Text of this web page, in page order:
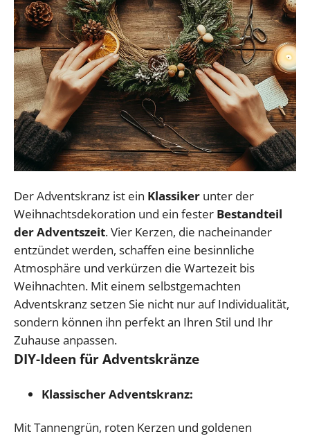
Der Adventskranz ist ein Klassiker unter der
Weihnachtsdekoration und ein fester Bestandteil
der Adventszeit. Vier Kerzen, die nacheinander
entzündet werden, schaffen eine besinnliche
Atmosphäre und verkürzen die Wartezeit bis
Weihnachten. Mit einem selbstgemachten
Adventskranz setzen Sie nicht nur auf Individualität,
sondern können ihn perfekt an Ihren Stil und Ihr
Zuhause anpassen.
DIY-Ideen für Adventskränze
Klassischer Adventskranz:
Mit Tannengrün, roten Kerzen und goldenen